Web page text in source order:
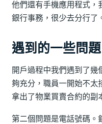
他們還有手機應用程式，
銀行事務，很少去分行了
遇到的一些問題
開戶過程中我們遇到了幾
夠充分，職員一開始不太
拿出了物業買賣合約的副
第二個問題是電話號碼。